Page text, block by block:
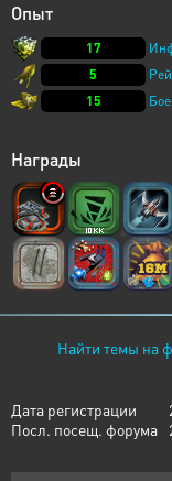
Опыт
17
5
15
Награды
Найти темы на
Дата регистрации
Посл. посещ. форума